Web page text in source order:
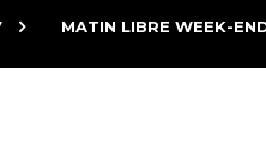
MATIN LIBRE WEEK-